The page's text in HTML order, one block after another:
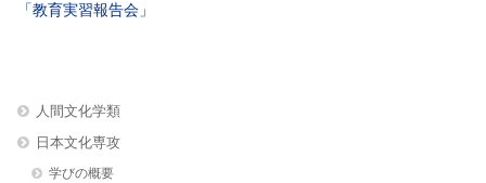
「教育実習報告会」
人間文化学類
日本文化専攻
学びの概要